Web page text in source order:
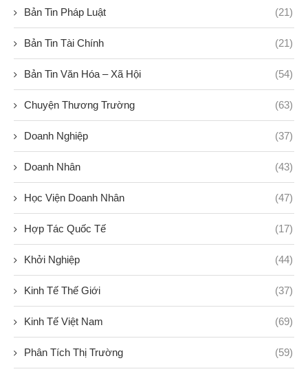
Bản Tin Pháp Luật (21)
Bản Tin Tài Chính (21)
Bản Tin Văn Hóa – Xã Hội (54)
Chuyện Thương Trường (63)
Doanh Nghiệp (37)
Doanh Nhân (43)
Học Viện Doanh Nhân (47)
Hợp Tác Quốc Tế (17)
Khởi Nghiệp (44)
Kinh Tế Thế Giới (37)
Kinh Tế Việt Nam (69)
Phân Tích Thị Trường (59)